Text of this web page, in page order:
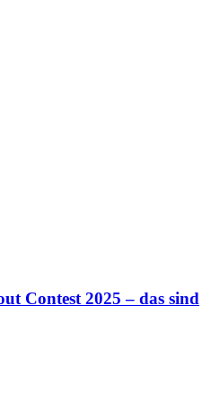
Contest 2025 – das sind